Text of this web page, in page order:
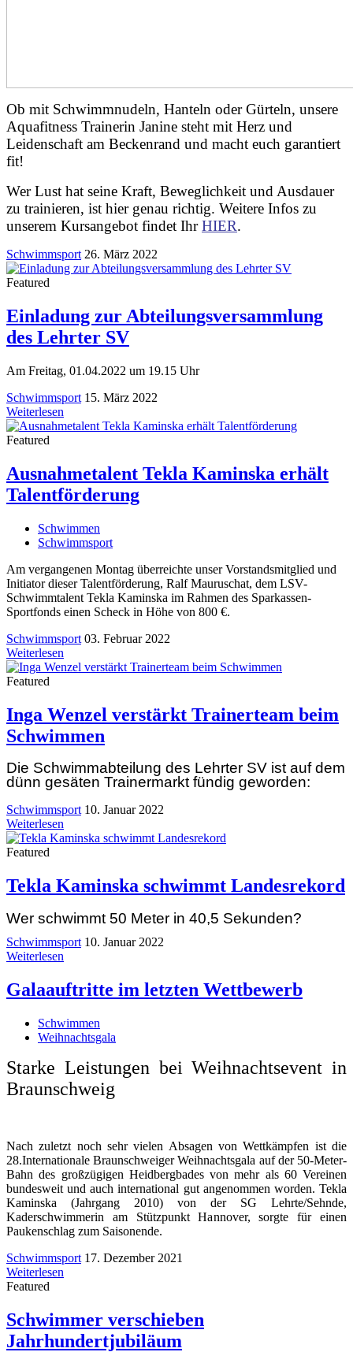
Ob mit Schwimmnudeln, Hanteln oder Gürteln, unsere
Aquafitness Trainerin Janine steht mit Herz und
Leidenschaft am Beckenrand und macht euch garantiert
fit!
Wer Lust hat seine Kraft, Beweglichkeit und Ausdauer
zu trainieren, ist hier genau richtig. Weitere Infos zu
unserem Kursangebot findet IhrHIER.
Schwimmsport 26. März 2022
Featured
Einladung zur Abteilungsversammlung
des Lehrter SV
Am Freitag, 01.04.2022 um 19.15 Uhr
Schwimmsport 15. März 2022
Weiterlesen
Featured
Ausnahmetalent Tekla Kaminska erhält
Talentförderung
Schwimmen
Schwimmsport
Am vergangenen Montag überreichte unser Vorstandsmitglied und
Initiator dieser Talentförderung, Ralf Mauruschat, dem LSV-
Schwimmtalent Tekla Kaminska im Rahmen des Sparkassen-
Sportfonds einen Scheck in Höhe von 800 €.
Schwimmsport 03. Februar 2022
Weiterlesen
Featured
Inga Wenzel verstärkt Trainerteam beim
Schwimmen
Die Schwimmabteilung des Lehrter SV ist auf dem
dünn gesäten Trainermarkt fündig geworden:
Schwimmsport 10. Januar 2022
Weiterlesen
Featured
Tekla Kaminska schwimmt Landesrekord
Wer schwimmt 50 Meter in 40,5 Sekunden?
Schwimmsport 10. Januar 2022
Weiterlesen
Galaauftritte im letzten Wettbewerb
Schwimmen
Weihnachtsgala
Starke Leistungen bei Weihnachtsevent in
Braunschweig
Nach zuletzt noch sehr vielen Absagen von Wettkämpfen ist die
28.Internationale Braunschweiger Weihnachtsgala auf der 50-Meter-
Bahn des großzügigen Heidbergbades von mehr als 60 Vereinen
bundesweit und auch international gut angenommen worden. Tekla
Kaminska (Jahrgang 2010) von der SG Lehrte/Sehnde,
Kaderschwimmerin am Stützpunkt Hannover, sorgte für einen
Paukenschlag zum Saisonende.
Schwimmsport 17. Dezember 2021
Weiterlesen
Featured
Schwimmer verschieben
Jahrhundertjubiläum